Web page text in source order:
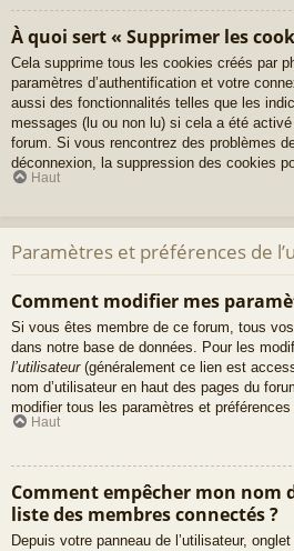
À quoi sert « Supprimer les
Cela supprime tous les cookies créés par
paramètres d’authentification et votre
aussi des fonctionnalités telles que les
messages (lu ou non lu) si cela a été
forum. Si vous rencontrez des problèmes
déconnexion, la suppression des cookies
Haut
Paramètres et préférences de
Comment modifier mes
Si vous êtes membre de ce forum, tous
dans notre base de données. Pour les
l’utilisateur(généralement ce lien est
nom d’utilisateur en haut des pages du
modifier tous les paramètres et préférences
Haut
Comment empêcher mon nom
liste des membres connectés ?
Depuis votre panneau de l’utilisateur,